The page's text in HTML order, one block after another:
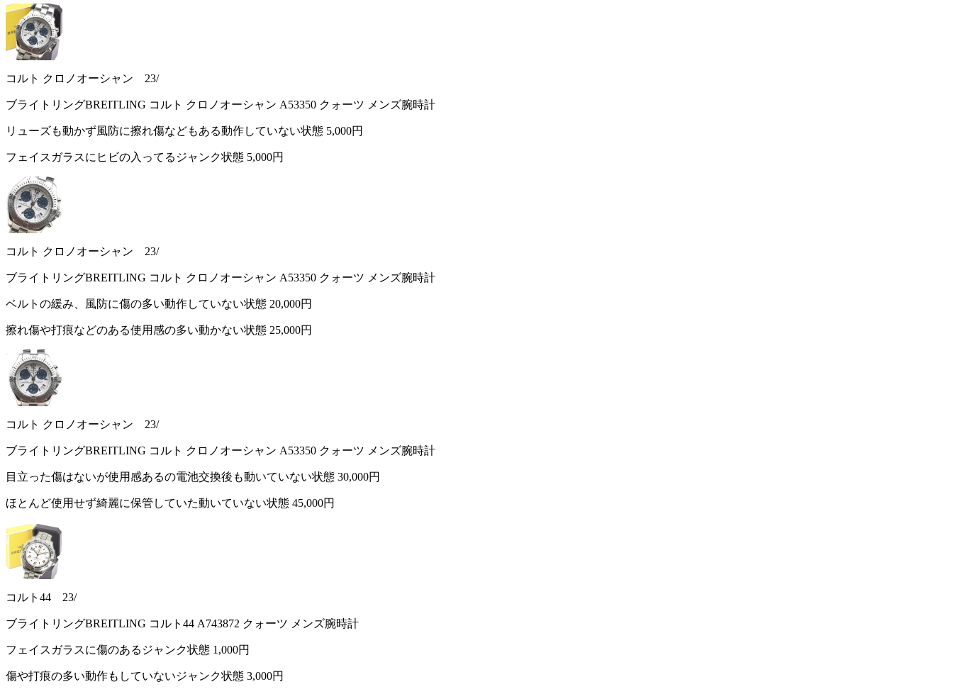
コルト クロノオーシャン 23/
ブライトリングBREITLING コルト クロノオーシャン A53350 クォーツ メンズ腕時計
リューズも動かず風防に擦れ傷などもある動作していない状態 5,000円
フェイスガラスにヒビの入ってるジャンク状態 5,000円
コルト クロノオーシャン 23/
ブライトリングBREITLING コルト クロノオーシャン A53350 クォーツ メンズ腕時計
ベルトの緩み、風防に傷の多い動作していない状態 20,000円
擦れ傷や打痕などのある使用感の多い動かない状態 25,000円
コルト クロノオーシャン 23/
ブライトリングBREITLING コルト クロノオーシャン A53350 クォーツ メンズ腕時計
目立った傷はないが使用感あるの電池交換後も動いていない状態 30,000円
ほとんど使用せず綺麗に保管していた動いていない状態 45,000円
コルト44 23/
ブライトリングBREITLING コルト44 A743872 クォーツ メンズ腕時計
フェイスガラスに傷のあるジャンク状態 1,000円
傷や打痕の多い動作もしていないジャンク状態 3,000円